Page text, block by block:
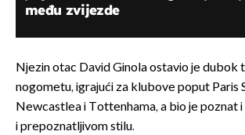
među zvijezde
Njezin otac David Ginola ostavio je dubok
nogometu, igrajući za klubove poput Paris
Newcastlea i Tottenhama, a bio je poznat
i prepoznatljivom stilu.